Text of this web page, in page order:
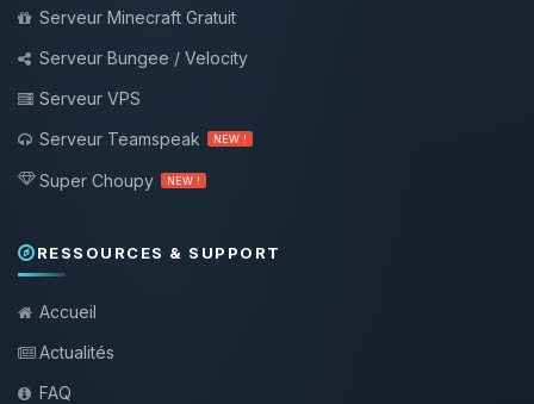
Serveur Minecraft Gratuit
Serveur Bungee / Velocity
Serveur VPS
Serveur Teamspeak
NEW !
Super Choupy NEW !
RESSOURCES & SUPPORT
Accueil
Actualités
FAQ